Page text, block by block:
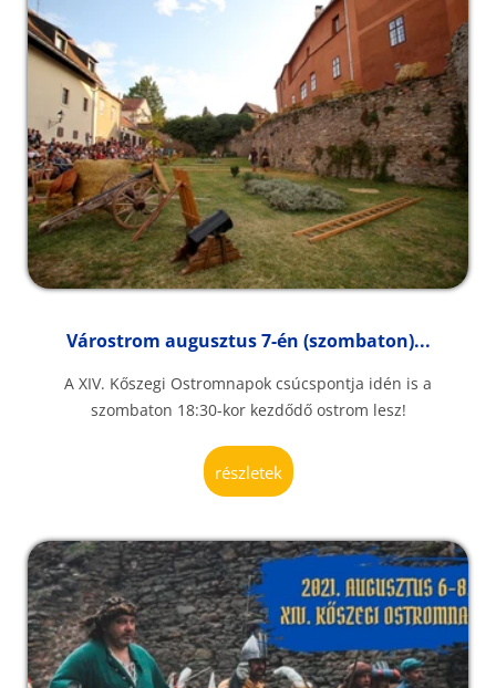
Várostrom augusztus 7-én (szombaton)...
A XIV. Kőszegi Ostromnapok csúcspontja idén is a
szombaton 18:30-kor kezdődő ostrom lesz!
részletek